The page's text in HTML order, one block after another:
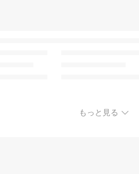
もっと見る